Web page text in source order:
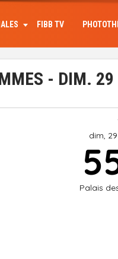
FIBB TV
- DIM.
dim,
Palais